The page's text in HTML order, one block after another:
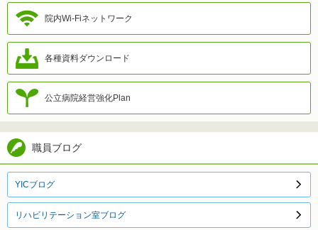
院内Wi-Fiネットワーク
各種資料ダウンロード
公立病院経営強化Plan
職員ブログ
YICブログ
リハビリテーション室ブログ